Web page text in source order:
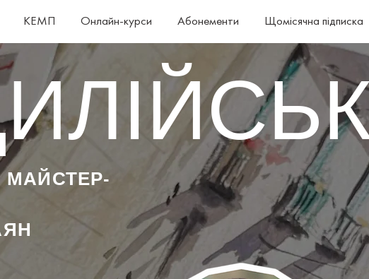
КЕМП Онлайн-курси Абонементи Щомісячна підписка